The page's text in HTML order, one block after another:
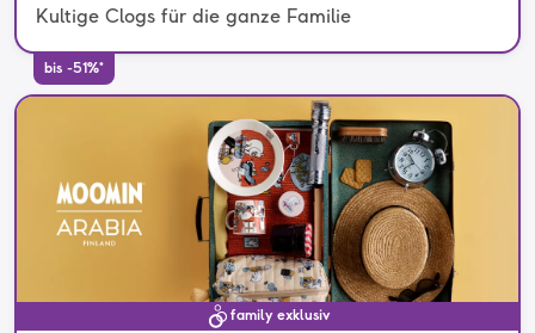
Kultige Clogs für die ganze Familie
bis -51%*
family exklusiv